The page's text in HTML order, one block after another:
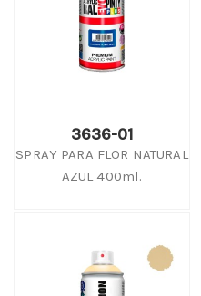
3636-01
SPRAY PARA FLOR NATURAL
AZUL 400ml.